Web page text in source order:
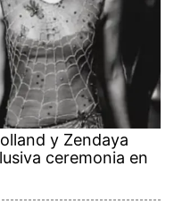
y Zendaya
ceremonia en